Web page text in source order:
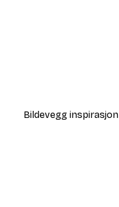
Bildevegg inspirasjon